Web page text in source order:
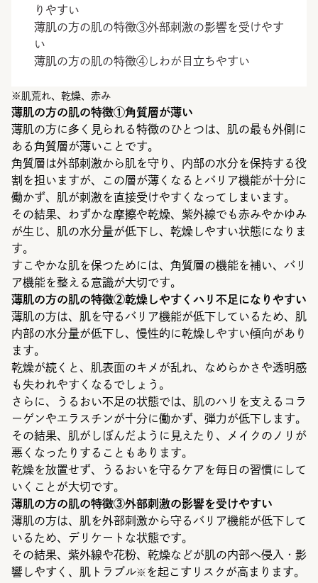
りやすい
薄肌の方の肌の特徴③外部刺激の影響を受けやす
い
薄肌の方の肌の特徴④しわが目立ちやすい
※肌荒れ、乾燥、赤み
薄肌の方の肌の特徴①角質層が薄い
薄肌の方に多く見られる特徴のひとつは、肌の最も外側に
ある角質層が薄いことです。
角質層は外部刺激から肌を守り、内部の水分を保持する役
割を担いますが、この層が薄くなるとバリア機能が十分に
働かず、肌が刺激を直接受けやすくなってしまいます。
その結果、わずかな摩擦や乾燥、紫外線でも赤みやかゆみ
が生じ、肌の水分量が低下し、乾燥しやすい状態になりま
す。
すこやかな肌を保つためには、角質層の機能を補い、バリ
ア機能を整える意識が大切です。
薄肌の方の肌の特徴②乾燥しやすくハリ不足になりやすい
薄肌の方は、肌を守るバリア機能が低下しているため、肌
内部の水分量が低下し、慢性的に乾燥しやすい傾向があり
ます。
乾燥が続くと、肌表面のキメが乱れ、なめらかさや透明感
も失われやすくなるでしょう。
さらに、うるおい不足の状態では、肌のハリを支えるコラ
ーゲンやエラスチンが十分に働かず、弾力が低下します。
その結果、肌がしぼんだように見えたり、メイクのノリが
悪くなったりすることもあります。
乾燥を放置せず、うるおいを守るケアを毎日の習慣にして
いくことが大切です。
薄肌の方の肌の特徴③外部刺激の影響を受けやすい
薄肌の方は、肌を外部刺激から守るバリア機能が低下して
いるため、デリケートな状態です。
その結果、紫外線や花粉、乾燥などが肌の内部へ侵入・影
響しやすく、肌トラブル※ を起こすリスクが高まります。